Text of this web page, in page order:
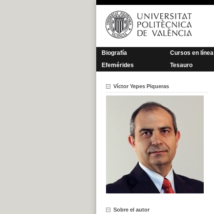
Saltar
contenido
Biografía Cursos en línea
Efemérides
Tesauro
Víctor Yepes Piqueras
Sobre el autor